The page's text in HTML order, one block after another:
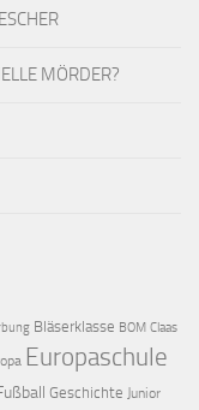
MÖRDER?
Bläserklasse BOM Claas
Europaschule
Geschichte Junior